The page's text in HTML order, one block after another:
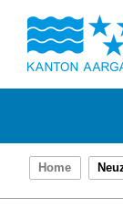
Home